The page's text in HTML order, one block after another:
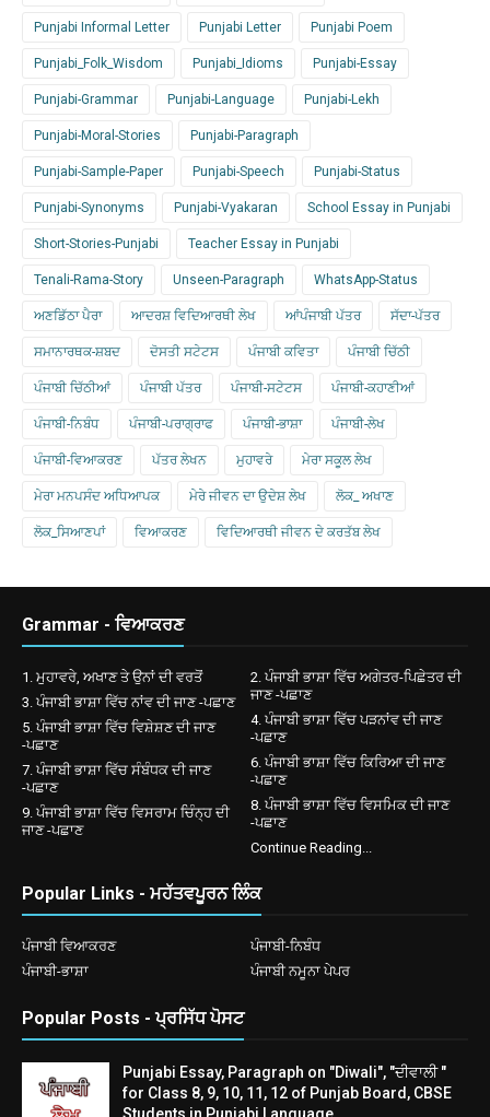
Punjabi Informal Letter Punjabi Letter Punjabi Poem
Punjabi_Folk_Wisdom Punjabi_Idioms Punjabi-Essay
Punjabi-Grammar Punjabi-Language Punjabi-Lekh
Punjabi-Moral-Stories Punjabi-Paragraph
Punjabi-Sample-Paper Punjabi-Speech Punjabi-Status
Punjabi-Synonyms Punjabi-Vyakaran School Essay in Punjabi
Short-Stories-Punjabi Teacher Essay in Punjabi
Tenali-Rama-Story Unseen-Paragraph WhatsApp-Status
ਅਣਡਿੱਠਾ ਪੈਰਾ ਆਦਰਸ਼ ਵਿਦਿਆਰਥੀ ਲੇਖ ਆਂਪੰਜਾਬੀ ਪੱਤਰ ਸੱਦਾ-ਪੱਤਰ
ਸਮਾਨਾਰਥਕ-ਸ਼ਬਦ ਦੋਸਤੀ ਸਟੇਟਸ ਪੰਜਾਬੀ ਕਵਿਤਾ ਪੰਜਾਬੀ ਚਿੱਠੀ
ਪੰਜਾਬੀ ਚਿੱਠੀਆਂ ਪੰਜਾਬੀ ਪੱਤਰ ਪੰਜਾਬੀ-ਸਟੇਟਸ ਪੰਜਾਬੀ-ਕਹਾਣੀਆਂ
ਪੰਜਾਬੀ-ਨਿਬੰਧ ਪੰਜਾਬੀ-ਪਰਾਗ੍ਰਾਫ ਪੰਜਾਬੀ-ਭਾਸ਼ਾ ਪੰਜਾਬੀ-ਲੇਖ
ਪੰਜਾਬੀ-ਵਿਆਕਰਣ ਪੱਤਰ ਲੇਖਨ ਮੁਹਾਵਰੇ ਮੇਰਾ ਸਕੂਲ ਲੇਖ
ਮੇਰਾ ਮਨਪਸੰਦ ਅਧਿਆਪਕ ਮੇਰੇ ਜੀਵਨ ਦਾ ਉਦੇਸ਼ ਲੇਖ ਲੋਕ_ ਅਖਾਣ
ਲੋਕ_ਸਿਆਣਪਾਂ ਵਿਆਕਰਣ ਵਿਦਿਆਰਥੀ ਜੀਵਨ ਦੇ ਕਰਤੱਬ ਲੇਖ
Grammar - ਵਿਆਕਰਣ
1. ਮੁਹਾਵਰੇ, ਅਖਾਣ ਤੇ ਉਨਾਂ ਦੀ ਵਰਤੋਂ
2. ਪੰਜਾਬੀ ਭਾਸ਼ਾ ਵਿੱਚ ਅਗੇਤਰ-ਪਿਛੇਤਰ ਦੀ
ਜਾਣ -ਪਛਾਣ
3. ਪੰਜਾਬੀ ਭਾਸ਼ਾ ਵਿੱਚ ਨਾਂਵ ਦੀ ਜਾਣ -ਪਛਾਣ
4. ਪੰਜਾਬੀ ਭਾਸ਼ਾ ਵਿੱਚ ਪੜਨਾਂਵ ਦੀ ਜਾਣ
-ਪਛਾਣ
5. ਪੰਜਾਬੀ ਭਾਸ਼ਾ ਵਿੱਚ ਵਿਸ਼ੇਸ਼ਣ ਦੀ ਜਾਣ
-ਪਛਾਣ
6. ਪੰਜਾਬੀ ਭਾਸ਼ਾ ਵਿੱਚ ਕਿਰਿਆ ਦੀ ਜਾਣ
-ਪਛਾਣ
7. ਪੰਜਾਬੀ ਭਾਸ਼ਾ ਵਿੱਚ ਸੰਬੰਧਕ ਦੀ ਜਾਣ
-ਪਛਾਣ
8. ਪੰਜਾਬੀ ਭਾਸ਼ਾ ਵਿੱਚ ਵਿਸਮਿਕ ਦੀ ਜਾਣ
-ਪਛਾਣ
9. ਪੰਜਾਬੀ ਭਾਸ਼ਾ ਵਿੱਚ ਵਿਸਰਾਮ ਚਿੰਨ੍ਹ ਦੀ
ਜਾਣ -ਪਛਾਣ
Continue Reading...
Popular Links - ਮਹੱਤਵਪੂਰਨ ਲਿੰਕ
ਪੰਜਾਬੀ ਵਿਆਕਰਣ
ਪੰਜਾਬੀ-ਨਿਬੰਧ
ਪੰਜਾਬੀ-ਭਾਸ਼ਾ
ਪੰਜਾਬੀ ਨਮੂਨਾ ਪੇਪਰ
Popular Posts - ਪ੍ਰਸਿੱਧ ਪੋਸਟ
Punjabi Essay, Paragraph on "Diwali", "ਦੀਵਾਲੀ "
for Class 8, 9, 10, 11, 12 of Punjab Board, CBSE